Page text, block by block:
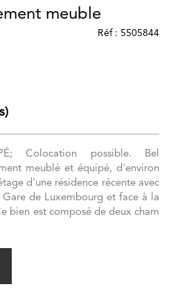
meuble
Réf : 5505844
Colocation possible. Bel
meublé et équipé, d'environ
d'une résidence récente avec
Gare de Luxembourg et face à la
bien est composé de deux cham